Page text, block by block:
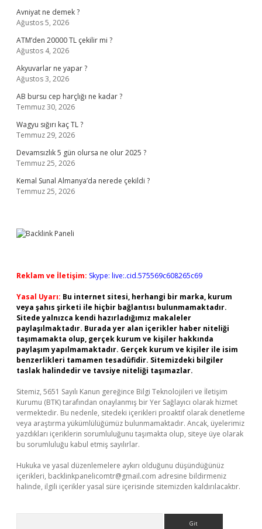
Avniyat ne demek ?
Ağustos 5, 2026
ATM’den 20000 TL çekilir mi ?
Ağustos 4, 2026
Akyuvarlar ne yapar ?
Ağustos 3, 2026
AB bursu cep harçlığı ne kadar ?
Temmuz 30, 2026
Wagyu sığırı kaç TL ?
Temmuz 29, 2026
Devamsızlık 5 gün olursa ne olur 2025 ?
Temmuz 25, 2026
Kemal Sunal Almanya’da nerede çekildi ?
Temmuz 25, 2026
Reklam ve İletişim: Skype: live:.cid.575569c608265c69
Yasal Uyarı: Bu internet sitesi, herhangi bir marka, kurum
veya şahıs şirketi ile hiçbir bağlantısı bulunmamaktadır.
Sitede yalnızca kendi hazırladığımız makaleler
paylaşılmaktadır. Burada yer alan içerikler haber niteliği
taşımamakta olup, gerçek kurum ve kişiler hakkında
paylaşım yapılmamaktadır. Gerçek kurum ve kişiler ile isim
benzerlikleri tamamen tesadüfidir. Sitemizdeki bilgiler
taslak halindedir ve tavsiye niteliği taşımazlar.
Sitemiz, 5651 Sayılı Kanun gereğince Bilgi Teknolojileri ve İletişim
Kurumu (BTK) tarafından onaylanmış bir Yer Sağlayıcı olarak hizmet
vermektedir. Bu nedenle, sitedeki içerikleri proaktif olarak denetleme
veya araştırma yükümlülüğümüz bulunmamaktadır. Ancak, üyelerimiz
yazdıkları içeriklerin sorumluluğunu taşımakta olup, siteye üye olarak
bu sorumluluğu kabul etmiş sayılırlar.
Hukuka ve yasal düzenlemelere aykırı olduğunu düşündüğünüz
içerikleri, backlinkpanelicomtr@gmail.com adresine bildirmeniz
halinde, ilgili içerikler yasal süre içerisinde sitemizden kaldırılacaktır.